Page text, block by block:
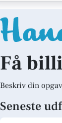
Få
Beskriv din
Seneste